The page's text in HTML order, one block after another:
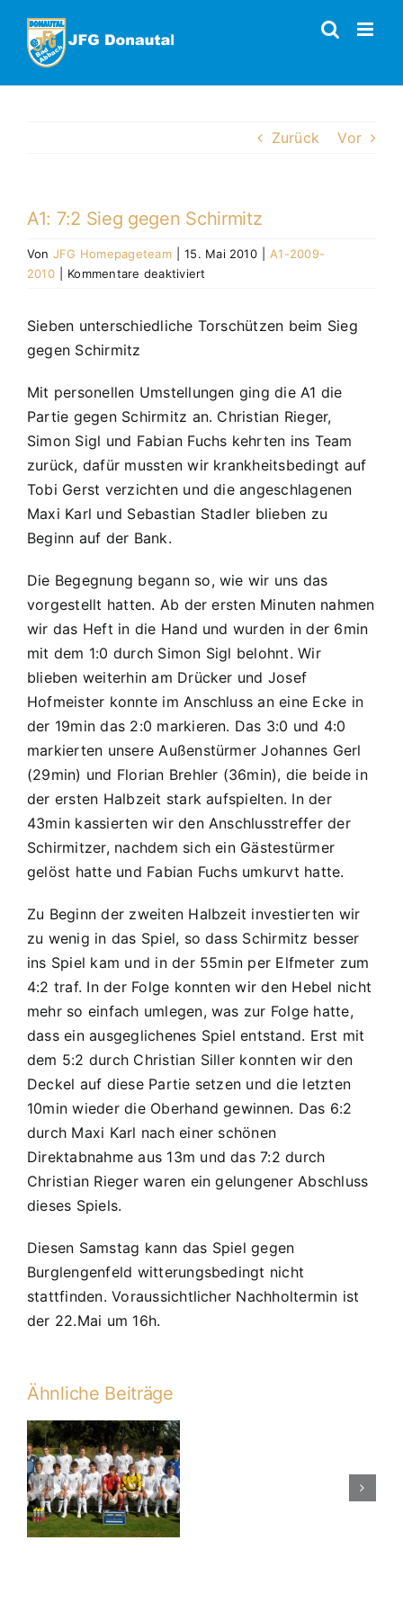
Inhalt
springen
Zurück Vor
A1: 7:2 Sieg gegen Schirmitz
Von JFG Homepageteam 15. Mai 2010
A1-2009-
2010
Kommentare deaktiviert
Sieg
Sieben unterschiedliche Torschützen beim Sieg
gegen Schirmitz
Mit personellen Umstellungen ging die A1 die
Partie gegen Schirmitz an. Christian Rieger,
Simon Sigl und Fabian Fuchs kehrten ins Team
zurück, dafür mussten wir krankheitsbedingt auf
Tobi Gerst verzichten und die angeschlagenen
Maxi Karl und Sebastian Stadler blieben zu
Beginn auf der Bank.
Die Begegnung begann so, wie wir uns das
vorgestellt hatten. Ab der ersten Minuten nahmen
wir das Heft in die Hand und wurden in der 6min
mit dem 1:0 durch Simon Sigl belohnt. Wir
blieben weiterhin am Drücker und Josef
Hofmeister konnte im Anschluss an eine Ecke in
der 19min das 2:0 markieren. Das 3:0 und 4:0
markierten unsere Außenstürmer Johannes Gerl
(29min) und Florian Brehler (36min), die beide in
der ersten Halbzeit stark aufspielten. In der
43min kassierten wir den Anschlusstreffer der
Schirmitzer, nachdem sich ein Gästestürmer
gelöst hatte und Fabian Fuchs umkurvt hatte.
Zu Beginn der zweiten Halbzeit investierten wir
zu wenig in das Spiel, so dass Schirmitz besser
ins Spiel kam und in der 55min per Elfmeter zum
4:2 traf. In der Folge konnten wir den Hebel nicht
mehr so einfach umlegen, was zur Folge hatte,
dass ein ausgeglichenes Spiel entstand. Erst mit
dem 5:2 durch Christian Siller konnten wir den
Deckel auf diese Partie setzen und die letzten
10min wieder die Oberhand gewinnen. Das 6:2
durch Maxi Karl nach einer schönen
Direktabnahme aus 13m und das 7:2 durch
Christian Rieger waren ein gelungener Abschluss
dieses Spiels.
Diesen Samstag kann das Spiel gegen
Burglengenfeld witterungsbedingt nicht
stattfinden. Voraussichtlicher Nachholtermin ist
der 22.Mai um 16h.
Ähnliche Beiträge